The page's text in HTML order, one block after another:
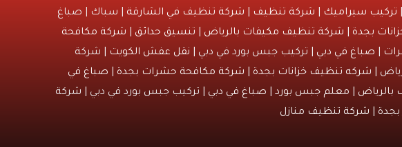
تركيب سيراميك شركة تنظيف شركة تنظيف في الشارقة | سباك | صباغ
بجدة شركة تنظيف مكيفات بالرياض تنسيق حدائق
شركة مكافحة
صباغ في دبي | تركيب جبس بورد في دبي | نقل عفش الكويت
| شركة
| شركه تنظيف خزانات بجدة شركة مكافحة حشرات بجدة
صباغ في
بالرياض معلم جبس بورد صباغ في دبي | تركيب جبس بورد في دبي | شركة
بجدة شركة تنظيف منازل